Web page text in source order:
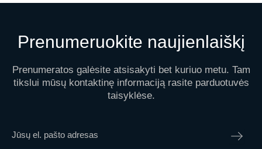
Prenumeruokite naujienlaiškį
Prenumeratos galėsite atsisakyti bet kuriuo metu. Tam
tikslui mūsų kontaktinę informaciją rasite parduotuvės
taisyklėse.